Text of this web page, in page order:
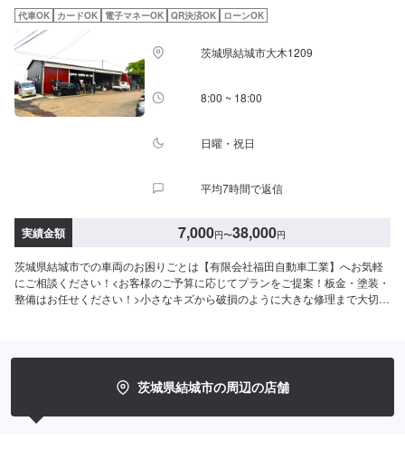
代車OK カードOK 電子マネーOK QR決済OK ローンOK
茨城県結城市大木1209
8:00 ~ 18:00
日曜・祝日
平均7時間で返信
実績金額 7,000円〜38,000円
茨城県結城市での車両のお困りごとは【有限会社福田自動車工業】へお気軽
にご相談ください！<お客様のご予算に応じてプランをご提案！板金・塗装・
整備はお任せください！>小さなキズから破損のように大きな修理まで大切な
だければ作業開始【4】仕上がり次第納車-----納期について-----納期は通常2日
～3日程度で納車となります。(要相談)納期は前後する場合がございます。予
業中は代車をご利用ください。※代車の燃料代はお客様にご負担いただいてお
茨城県結城市の周辺の店舗